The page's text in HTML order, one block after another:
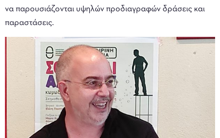
να παρουσιάζονται υψηλών προδιαγραφών δράσεις και
παραστάσεις.